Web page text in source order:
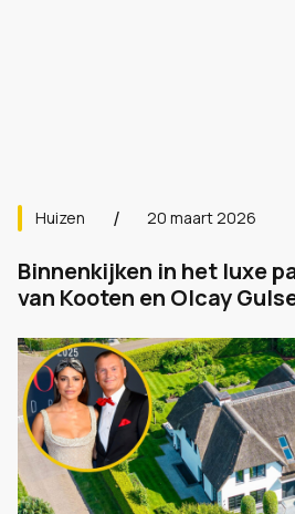
Huizen 20 maart 2026
Binnenkijken in het luxe
van Kooten en Olcay